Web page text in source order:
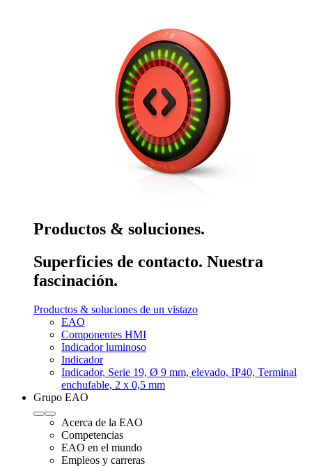
Productos & soluciones.
Superficies de contacto. Nuestra
fascinación.
Productos & soluciones de un vistazo
EAO
Componentes HMI
Indicador luminoso
Indicador
Indicador, Serie 19, Ø 9 mm, elevado, IP40, Terminal
enchufable, 2 x 0,5 mm
Grupo EAO
Acerca de la EAO
Competencias
EAO en el mundo
Empleos y carreras